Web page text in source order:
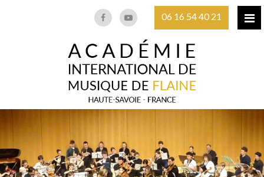
06 16 54 40 21